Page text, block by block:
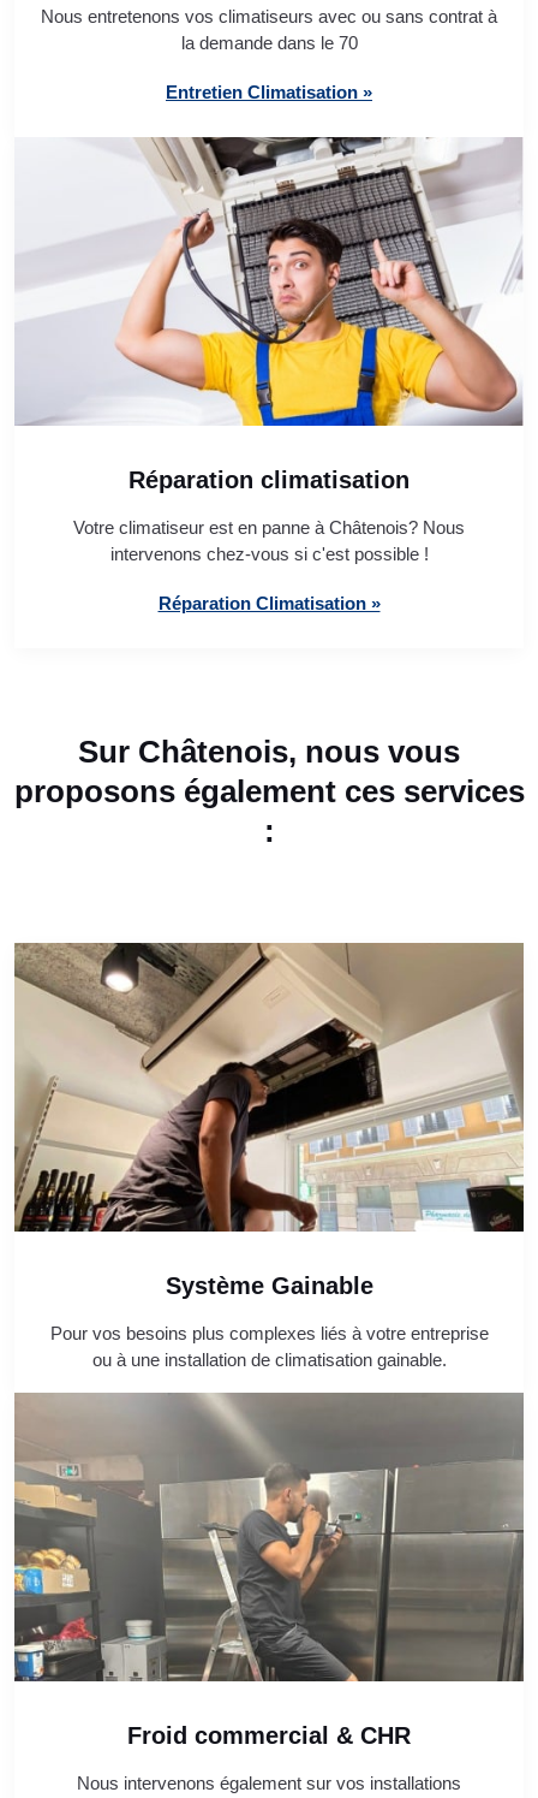
Nous entretenons vos climatiseurs avec ou sans contrat à
la demande dans le 70
Entretien Climatisation »
Réparation climatisation
Votre climatiseur est en panne à Châtenois? Nous
intervenons chez-vous si c'est possible !
Réparation Climatisation »
Sur Châtenois, nous vous
proposons également ces services
:
Système Gainable
Pour vos besoins plus complexes liés à votre entreprise
ou à une installation de climatisation gainable.
Froid commercial & CHR
Nous intervenons également sur vos installations